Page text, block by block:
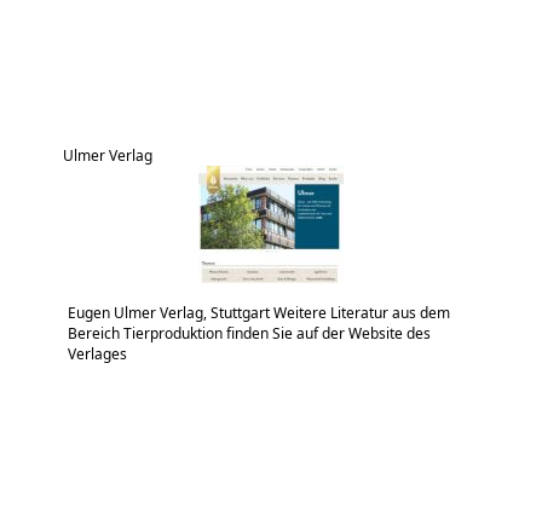
Ulmer Verlag
Eugen Ulmer Verlag, Stuttgart Weitere Literatur aus dem
Bereich Tierproduktion finden Sie auf der Website des
Verlages